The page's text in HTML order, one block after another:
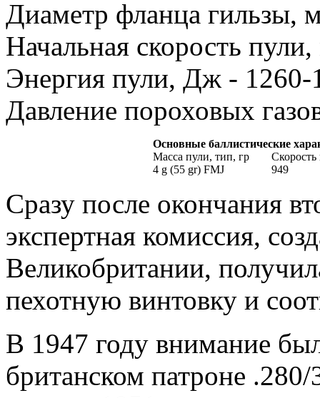
Диаметр фланца гильзы,
Начальная скорость
Энергия пули, Дж - 1260-
Давление пороховых
Основные баллистические
Масса пули, тип, гр
4 g (55 gr) FMJ
949
Сразу после окончания
экспертная комиссия,
Великобритании,
пехотную винтовку и
В 1947 году внимание
британском патроне